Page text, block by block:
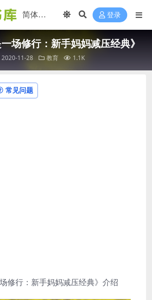
登录
一场修行：新手妈妈减压经典》
2020-11-28 教育 1.1K
常见问题
修行：新手妈妈减压经典》介绍